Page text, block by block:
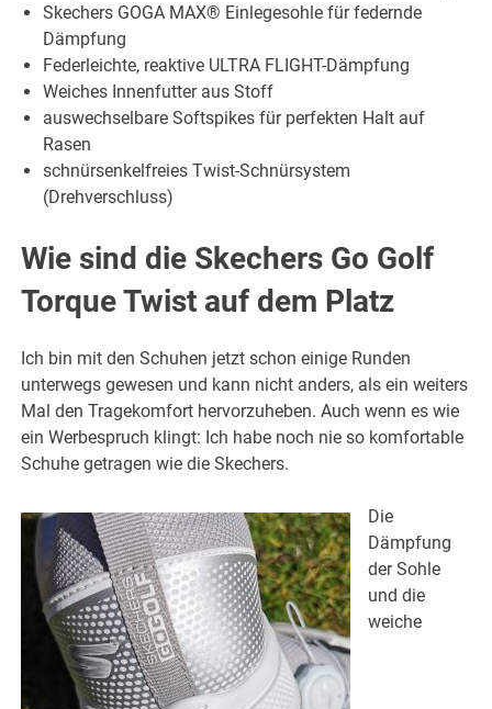
Skechers GOGA MAX® Einlegesohle für federnde
Dämpfung
Federleichte, reaktive ULTRA FLIGHT-Dämpfung
Weiches Innenfutter aus Stoff
auswechselbare Softspikes für perfekten Halt auf
Rasen
schnürsenkelfreies Twist-Schnürsystem
(Drehverschluss)
Wie sind die Skechers Go Golf
Torque Twist auf dem Platz
Ich bin mit den Schuhen jetzt schon einige Runden
unterwegs gewesen und kann nicht anders, als ein weiters
Mal den Tragekomfort hervorzuheben. Auch wenn es wie
ein Werbespruch klingt: Ich habe noch nie so komfortable
Schuhe getragen wie die Skechers.
Die
Dämpfung
der Sohle
und die
weiche